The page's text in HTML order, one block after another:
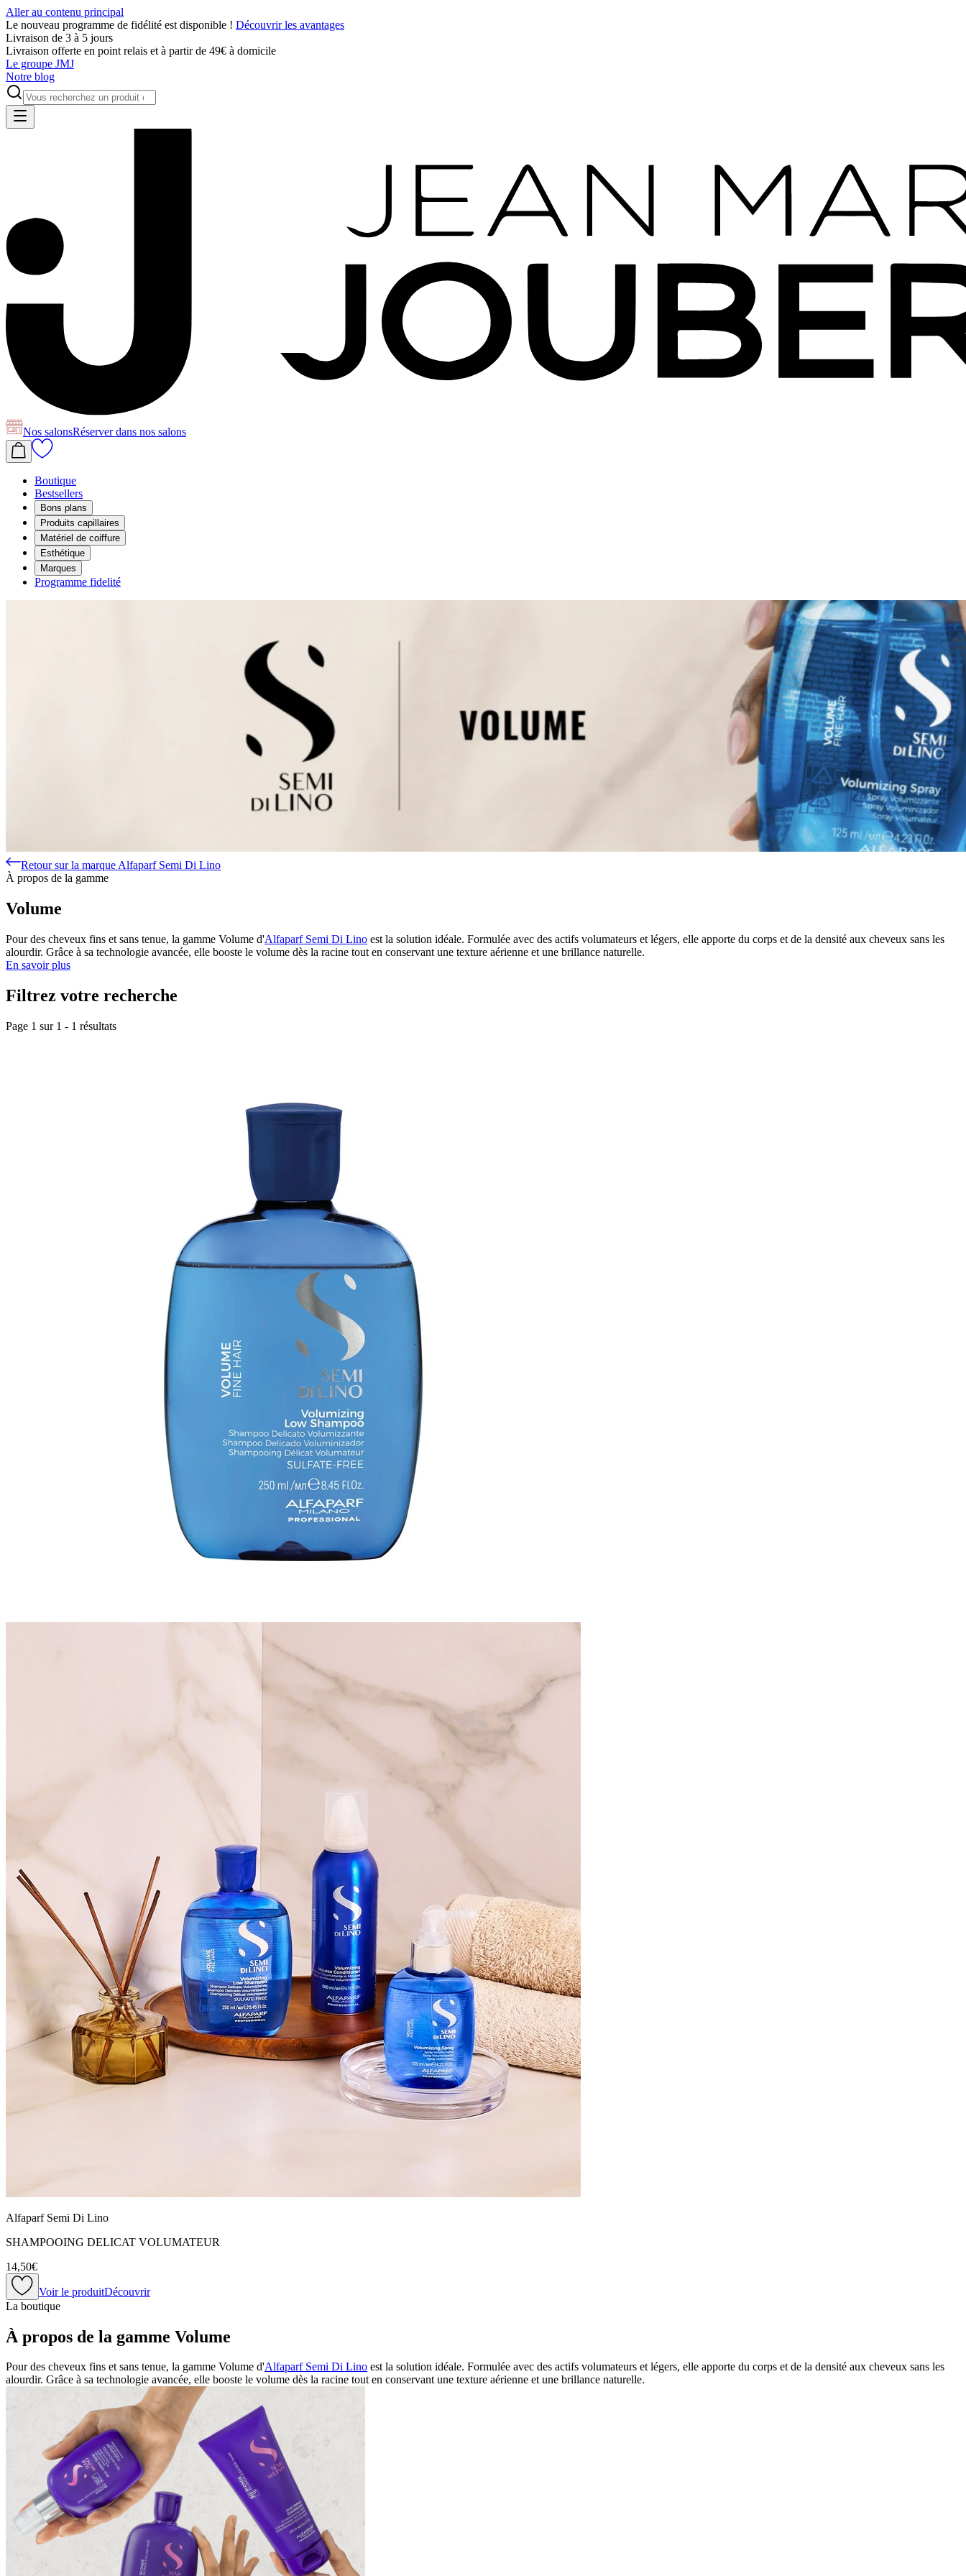
Aller au contenu principal
Le nouveau programme de fidélité est disponible ! Découvrir les avantages
Livraison de 3 à 5 jours
Livraison offerte en point relais et à partir de 49€ à domicile
Le groupe JMJ
Notre blog
Nos salonsRéserverdans nos salons
Boutique
Bestsellers
Bons plans
Produits capillaires
Matériel de coiffure
Esthétique
Marques
Programme fidelité
Retour sur la marque Alfaparf Semi Di Lino
À propos de la gamme
Volume
Pour des cheveux fins et sans tenue, la gamme Volume d'Alfaparf Semi Di Lino est la solution idéale. Formulée avec des actifs volumateurs et légers, elle apporte du corps et de la densité aux cheveux sans les
alourdir. Grâce à sa technologie avancée, elle booste le volume dès la racine tout en conservant une texture aérienne et une brillance naturelle.
En savoir plus
Filtrez votre recherche
Page 1 sur 1 - 1 résultats
Alfaparf Semi Di Lino
SHAMPOOING DELICAT VOLUMATEUR
14,50€
Voir le produitDécouvrir
La boutique
À propos de la gamme Volume
Pour des cheveux fins et sans tenue, la gamme Volume d'Alfaparf Semi Di Lino est la solution idéale. Formulée avec des actifs volumateurs et légers, elle apporte du corps et de la densité aux cheveux sans les
alourdir. Grâce à sa technologie avancée, elle booste le volume dès la racine tout en conservant une texture aérienne et une brillance naturelle.